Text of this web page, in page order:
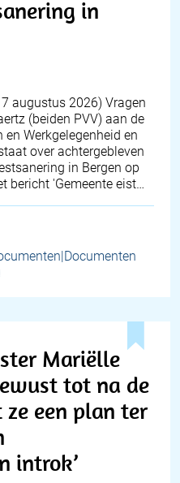
in
augustus 2026) Vragen
(beiden PVV) aan de
Werkgelegenheid en
over achtergebleven
in Bergen op
bericht 'Gemeente eist…
Mariëlle
tot na de
een plan ter
introk’